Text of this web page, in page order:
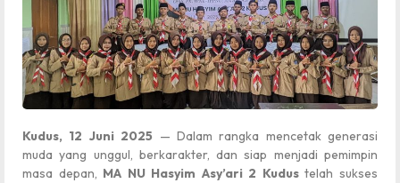
Kudus, 12 Juni 2025 — Dalam rangka mencetak generasi
muda yang unggul, berkarakter, dan siap menjadi pemimpin
masa depan, MA NU Hasyim Asy’ari 2 Kudustelah sukses